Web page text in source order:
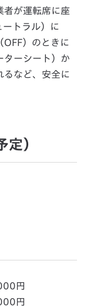
が運転席に座
トラル）に
OFF）のときに
ターシート）か
るなど、安全に
）
円
円